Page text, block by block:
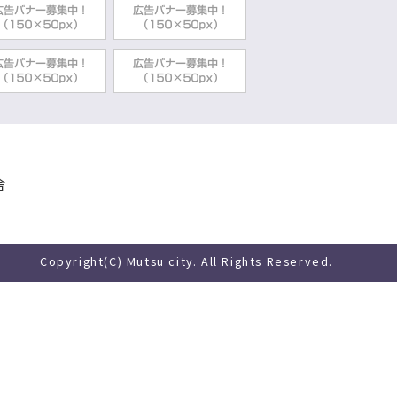
Copyright(C) Mutsu city. All Rights Reserved.